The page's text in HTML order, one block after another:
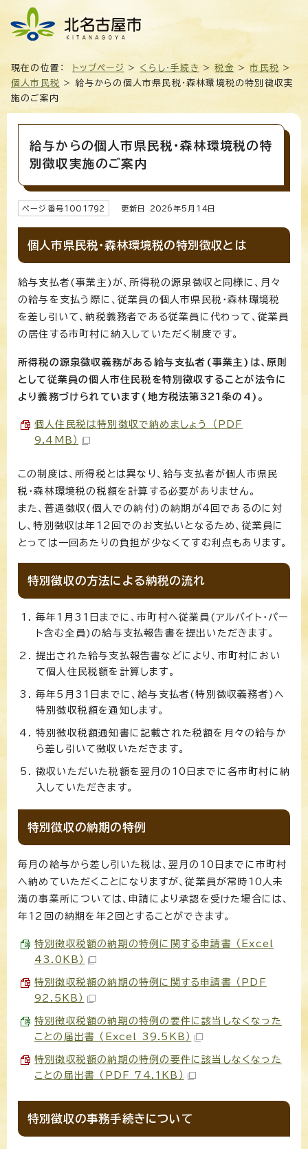
現在の位置： トップページ > くらし・手続き >税金 >市民税
>
個人市民税
> 給与からの個人市県民税・森林環境税の特別徴収実
施のご案内
給与からの個人市県民税・森林環境税の特
別徴収実施のご案内
ページ番号1001792 更新日 2026年5月 14日
個人市県民税・森林環境税の特別徴収とは
給与支払者(事業主)が、所得税の源泉徴収と同様に、月々
の給与を支払う際に、従業員の個人市県民税・森林環境税
を差し引いて、納税義務者である従業員に代わって、従業員
の居住する市町村に納入していただく制度です。
所得税の源泉徴収義務がある給与支払者(事業主)は、原則
として従業員の個人市住民税を特別徴収することが法令に
より義務づけられています(地方税法第321条の4)。
個人住民税は特別徴収で納めましょう （PDF
9.4MB）
この制度は、所得税とは異なり、給与支払者が個人市県民
税・森林環境税の税額を計算する必要がありません。
また、普通徴収(個人での納付)の納期が4回であるのに対
し、特別徴収は年12回でのお支払いとなるため、従業員に
とっては一回あたりの負担が少なくてすむ利点もあります。
特別徴収の方法による納税の流れ
毎年1月31日までに、市町村へ従業員(アルバイト・パー
ト含む全員)の給与支払報告書を提出いただきます。
提出された給与支払報告書などにより、市町村におい
て個人住民税額を計算します。
毎年5月31日までに、給与支払者(特別徴収義務者)へ
特別徴収税額を通知します。
特別徴収税額通知書に記載された税額を月々の給与か
ら差し引いて徴収いただきます。
徴収いただいた税額を翌月の10日までに各市町村に納
入していただきます。
特別徴収の納期の特例
毎月の給与から差し引いた税は、翌月の10日までに市町村
へ納めていただくことになりますが、従業員が常時10人未
満の事業所については、申請により承認を受けた場合には、
年12回の納期を年2回とすることができます。
特別徴収税額の納期の特例に関する申請書 （Excel
43.0KB）
特別徴収税額の納期の特例に関する申請書 （PDF
92.5KB）
特別徴収税額の納期の特例の要件に該当しなくなった
ことの届出書 （Excel 39.5KB）
特別徴収税額の納期の特例の要件に該当しなくなった
ことの届出書 （PDF 74.1KB）
特別徴収の事務手続きについて